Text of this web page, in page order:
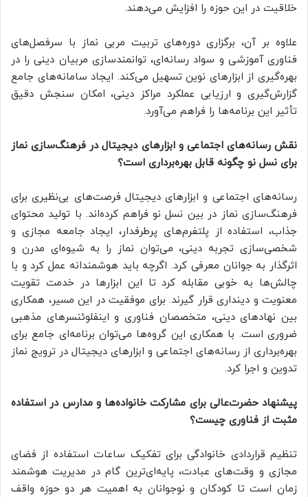
خلاقیت در این حوزه را افزایش می‌دهند.
علاوه بر آن، برگزاری دوره‌های تربیت مربی نماز با سرفصل‌های
فناوری آموزشی و سواد رسانه‌ای، توانمندسازی مربیان دینی را در
بهره‌گیری از ابزارهای نوین تسهیل می‌کند. ایجاد سامانه‌های جامع
گزارش‌گیری و ارزیابی عملکرد مراکز دینی، امکان سنجش دقیق
تأثیر این برنامه‌ها را فراهم می‌آورد.
نقش رسانه‌های اجتماعی و ابزارهای دیجیتال در فرهنگ‌سازی نماز
برای نسل نو چگونه قابل بهره‌برداری است؟
رسانه‌های اجتماعی و ابزارهای دیجیتال فرصت‌های بی‌نظیری برای
فرهنگ‌سازی نماز در بین نسل نو فراهم کرده‌اند. با تولید محتوای
جذاب، استفاده از پلتفرم‌های پرطرفدار، ایجاد جامعه مجازی و
شخصی‌سازی تجربه دینی، می‌توان نماز را به شیوه‌ای مدرن و
اثرگذار به جوانان معرفی کرد. اگرچه باید هوشمندانه عمل کرد و با
چالش‌ها به خوبی مقابله کرد تا این ابزارها در خدمت تقویت
معنویت و دینداری قرار گیرند. برای موفقیت در این مسیر، همکاری
بین نهادهای دینی، متخصصان فناوری و اینفلوئنسرهای مذهبی
ضروری است. با همکاری این گروه‌ها می‌توان برنامه‌ای جامع برای
بهره‌برداری از رسانه‌های اجتماعی و ابزارهای دیجیتال در ترویج نماز
تدوین و اجرا کرد.
پیشنهاد حضرت‌عالی برای مشارکت خانواده‌ها و مدارس در استفاده
مثبت از فناوری چیست؟
تنظیم قراردادی خانوادگی برای تفکیک ساعات استفاده از فضای
مجازی و وقت‌های عبادت، پایه‌ای‌ترین گام در مدیریت هوشمند
زمان است تا کودکان و نوجوانان به اهمیت هر دو حوزه واقف